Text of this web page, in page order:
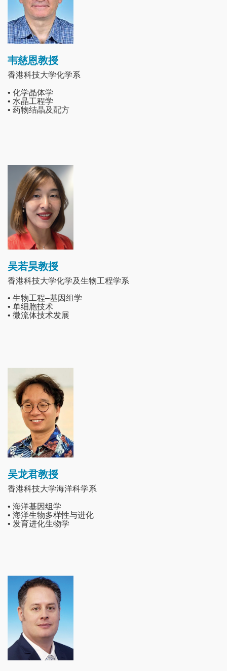
韦慈恩教授
香港科技大学化学系
• 化学晶体学
• 水晶工程学
• 药物结晶及配方
Image
吴若昊教授
香港科技大学化学及生物工程学系
• 生物工程–基因组学
• 单细胞技术
• 微流体技术发展
Image
吴龙君教授
香港科技大学海洋科学系
• 海洋基因组学
• 海洋生物多样性与进化
• 发育进化生物学
Image